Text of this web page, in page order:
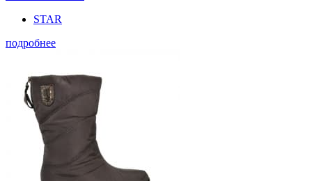
STAR
подробнее